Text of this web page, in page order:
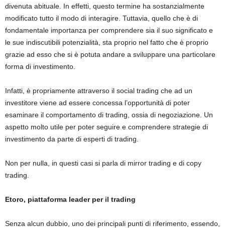
divenuta abituale. In effetti, questo termine ha sostanzialmente
modificato tutto il modo di interagire. Tuttavia, quello che è di
fondamentale importanza per comprendere sia il suo significato e
le sue indiscutibili potenzialità, sta proprio nel fatto che è proprio
grazie ad esso che si è potuta andare a sviluppare una particolare
forma di investimento.
Infatti, è propriamente attraverso il social trading che ad un
investitore viene ad essere concessa l’opportunità di poter
esaminare il comportamento di trading, ossia di negoziazione. Un
aspetto molto utile per poter seguire e comprendere strategie di
investimento da parte di esperti di trading.
Non per nulla, in questi casi si parla di mirror trading e di copy
trading.
Etoro, piattaforma leader per il trading
Senza alcun dubbio, uno dei principali punti di riferimento, essendo,